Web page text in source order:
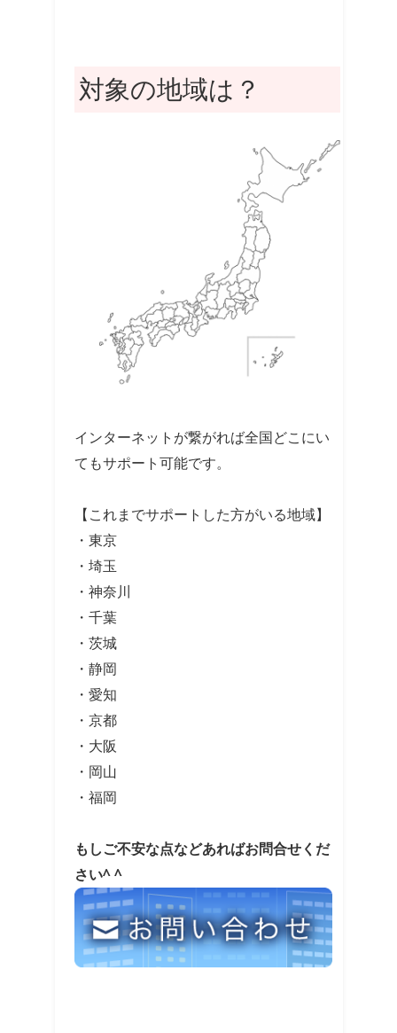
対象の地域は？
インターネットが繋がれば全国どこにい
てもサポート可能です。
【これまでサポートした方がいる地域】
・東京
・埼玉
・神奈川
・千葉
・茨城
・静岡
・愛知
・京都
・大阪
・岡山
・福岡
もしご不安な点などあればお問合せくだ
さい^ ^